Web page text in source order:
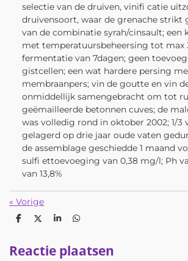
selectie van de druiven, vinifi catie
druivensoort, waar de grenache strikt
van de combinatie syrah/cinsault; een
met temperatuursbeheersing tot max
fermentatie van 7dagen; geen
gistcellen; een wat hardere persing
membraanpers; vin de goutte en vin
onmiddellijk samengebracht om tot
geëmailleerde betonnen cuves; de
was volledig rond in oktober 2002; 1/3
gelagerd op drie jaar oude vaten
de assemblage geschiedde 1 maand
sulfi ettoevoeging van 0,38 mg/l; Ph
van 13,8%
« Vorige
D
e
n
D
l
S
D
e
n
Reactie plaatsen